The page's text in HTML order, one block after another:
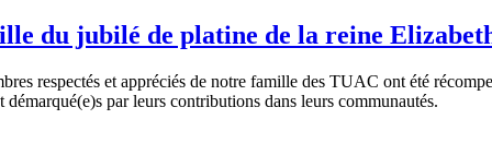
du jubilé de platine de la reine
respectés et appréciés de notre famille des TUAC ont été
par leurs contributions dans leurs communautés.